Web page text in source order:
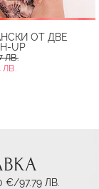
ОТ ДВЕ
UP
ЛВ.
ЛВ.
€/97.79 ЛВ.